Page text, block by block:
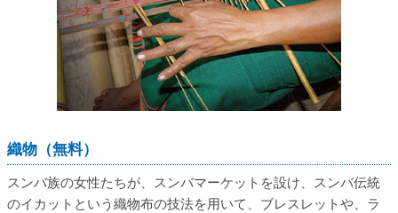
織物（無料）
スンバ族の女性たちが、スンバマーケットを設け、スンバ伝統
のイカットという織物布の技法を用いて、ブレスレットや、ラ